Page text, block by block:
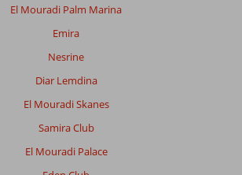
El Mouradi Palm Marina
Emira
Nesrine
Diar Lemdina
El Mouradi Skanes
Samira Club
El Mouradi Palace